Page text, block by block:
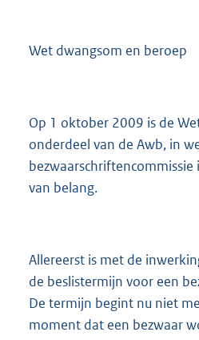
Wet dwangsom en beroep
Op 1 oktober 2009 is de
onderdeel van de Awb, in
van belang.
Allereerst is met de
de beslistermijn voor een
De termijn begint nu niet
moment dat een bezwaar